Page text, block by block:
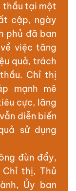
thầu tại một
cập, ngày
phủ đã ban
việc tăng
quả, trách
Chỉ thị
mạnh mẽ
cực, lãng
diễn biến
sử dụng
đùn đẩy,
thị, Thủ
Ủy ban